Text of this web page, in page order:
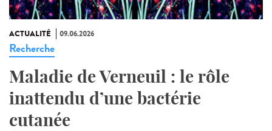
ACTUALITÉ 09.06.2026
Recherche
Maladie de Verneuil : le rôle
inattendu d’une bactérie
cutanée